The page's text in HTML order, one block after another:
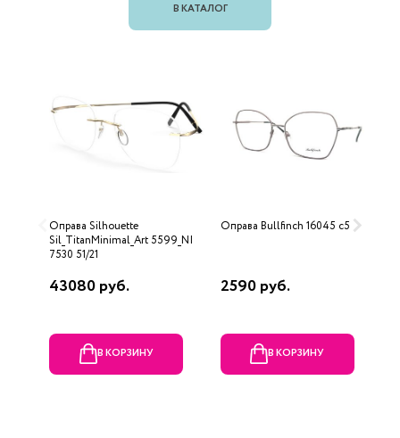
В КАТАЛОГ
Оправа Silhouette
Sil_TitanMinimal_Art 5599_NI
7530 51/21
43080 руб.
В КОРЗИНУ
Оправа Bullfinch 16045 c5
2590 руб.
В КОРЗИНУ